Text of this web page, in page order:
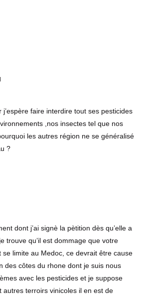
faire interdire tout ses pesticides
,nos insectes tel que nos
les autres région ne se généralisé
?
dont j’ai signè la pètition dès qu’elle a
trouve qu’il est dommage que votre
se limite au Medoc, ce devrait être cause
des côtes du rhone dont je suis nous
avec les pesticides et je suppose
autres terroirs vinicoles il en est de